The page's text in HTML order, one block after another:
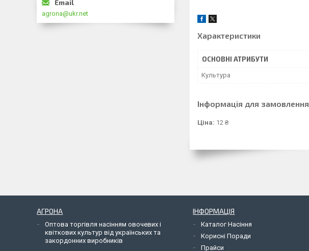
Характеристики
ОСНОВНІ АТРИБУТИ
Культура
Інформація для замовлення
Ціна: 12 ₴
agrona@ukr.net
АГРОНА
Оптова торгівля насінням овочевих і
квіткових культур від українських та
закордонних виробників
ІНФОРМАЦІЯ
Каталог Насіння
Корисні Поради
Прайси